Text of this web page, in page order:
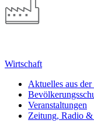
Wirtschaft
Aktuelles aus
Veranstaltungen
Zeitung, Radio &